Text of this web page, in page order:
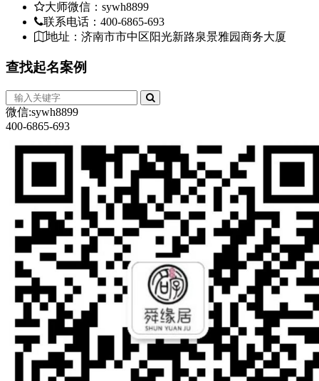
大师微信：sywh8899
联系电话：400-6865-693
地址：济南市市中区阳光新路泉景雅园商务大厦
查找起名案例
微信:sywh8899
400-6865-693